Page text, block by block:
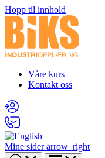
Hopp til innhold
Våre kurs
Kontakt oss
Mine sider arrow_right